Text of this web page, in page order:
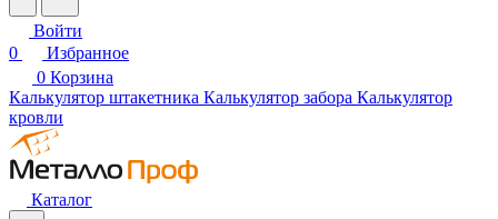
Войти
0
Избранное
0 Корзина
Калькулятор штакетника Калькулятор забора Калькулятор
кровли
Каталог